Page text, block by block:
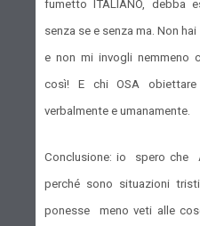
fumetto ITALIANO, debba
senza se e senza ma. Non
e non mi invogli nemmeno
così! E chi OSA
verbalmente e umanamente.
Conclusione: io spero che
perché sono situazioni
ponesse meno veti alle